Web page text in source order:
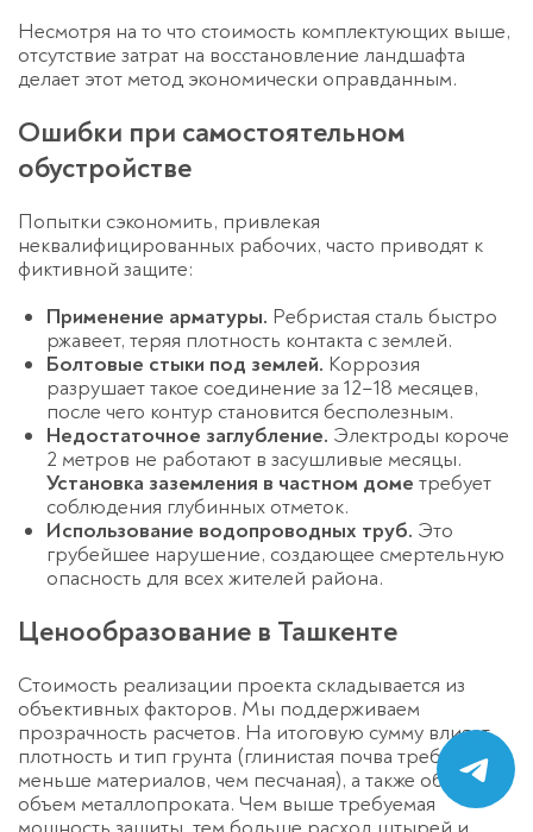
Несмотря на то что стоимость комплектующих выше,
отсутствие затрат на восстановление ландшафта
делает этот метод экономически оправданным.
Ошибки при самостоятельном
обустройстве
Попытки сэкономить, привлекая
неквалифицированных рабочих, часто приводят к
фиктивной защите:
Применение арматуры. Ребристая сталь быстро
ржавеет, теряя плотность контакта с землей.
Болтовые стыки под землей. Коррозия
разрушает такое соединение за 12–18 месяцев,
после чего контур становится бесполезным.
Недостаточное заглубление. Электроды короче
2 метров не работают в засушливые месяцы.
Установка заземления в частном доме требует
соблюдения глубинных отметок.
Использование водопроводных труб. Это
грубейшее нарушение, создающее смертельную
опасность для всех жителей района.
Ценообразование в Ташкенте
Стоимость реализации проекта складывается из
объективных факторов. Мы поддерживаем
прозрачность расчетов. На итоговую сумму влияет
плотность и тип грунта (глинистая почва требует
меньше материалов, чем песчаная), а также общий
объем металлопроката. Чем выше требуемая